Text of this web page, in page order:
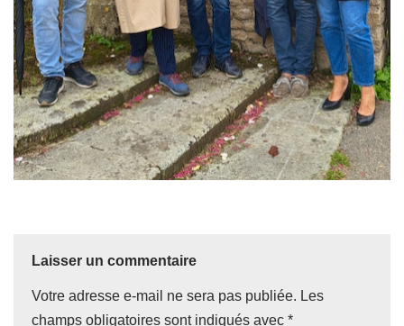
Laisser un commentaire
Votre adresse e-mail ne sera pas publiée. Les
champs obligatoires sont indiqués avec *